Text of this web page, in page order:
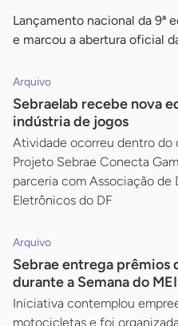
Lançamento nacional da 9ª
e marcou a abertura oficial
Arquivo
Sebraelab recebe nova
indústria de jogos
Atividade ocorreu dentro do
Projeto Sebrae Conecta
parceria com Associação de
Eletrônicos do DF
Arquivo
Sebrae entrega prêmios
durante a Semana do MEI
Iniciativa contemplou
motocicletas e foi